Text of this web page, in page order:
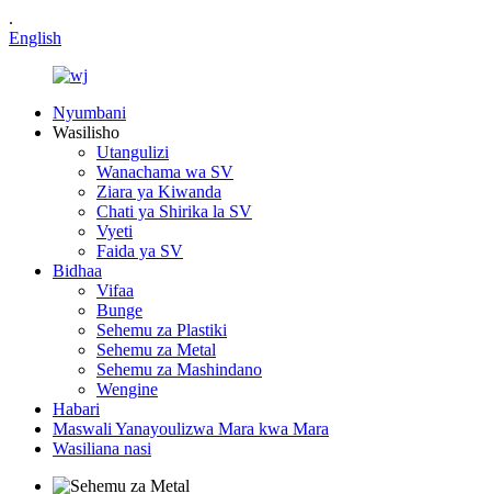
.
English
Nyumbani
Wasilisho
Utangulizi
Wanachama wa SV
Ziara ya Kiwanda
Chati ya Shirika la SV
Vyeti
Faida ya SV
Bidhaa
Vifaa
Bunge
Sehemu za Plastiki
Sehemu za Metal
Sehemu za Mashindano
Wengine
Habari
Maswali Yanayoulizwa Mara kwa Mara
Wasiliana nasi